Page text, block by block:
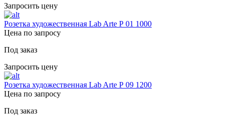
Запросить цену
Розетка художественная Lab Arte Р 01 1000
Цена по запросу
Под заказ
Запросить цену
Розетка художественная Lab Arte Р 09 1200
Цена по запросу
Под заказ